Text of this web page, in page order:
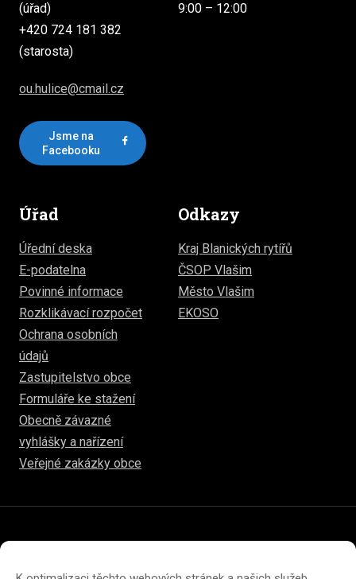
(úřad)
+420 724 181 382
(starosta)
ou.hulice@cmail.cz
Jsme na
Facebooku
9:00 – 12:00
Úřad
Úřední deska
E-podatelna
Povinné informace
Rozklikávací rozpočet
Ochrana osobních
údajů
Zastupitelstvo obce
Formuláře ke stažení
Obecně závazné
vyhlášky a nařízení
Veřejné zakázky obce
Odkazy
Kraj Blanických rytířů
ČSOP Vlašim
Město Vlašim
EKOSO
Prohlášení o přístupnosti Prohlášení o ochraně soukromí